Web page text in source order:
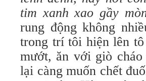
tim xanh xao gầy
rung động không
trong trí tôi hiện lên
mướt, ăn với giò cháo
lại càng muốn chết